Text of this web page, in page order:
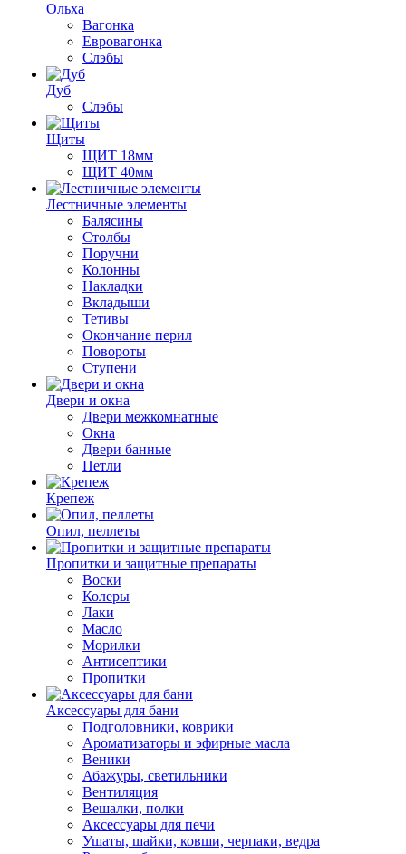
Ольха
Вагонка
Евровагонка
Слэбы
Дуб
Слэбы
Щиты
ЩИТ 18мм
ЩИТ 40мм
Лестничные элементы
Балясины
Столбы
Поручни
Колонны
Накладки
Вкладыши
Тетивы
Окончание перил
Повороты
Ступени
Двери и окна
Двери межкомнатные
Окна
Двери банные
Петли
Крепеж
Опил, пеллеты
Пропитки и защитные препараты
Воски
Колеры
Лаки
Масло
Морилки
Антисептики
Пропитки
Аксессуары для бани
Подголовники, коврики
Ароматизаторы и эфирные масла
Веники
Абажуры, светильники
Вентиляция
Вешалки, полки
Аксессуары для печи
Ушаты, шайки, ковши, черпаки, ведра